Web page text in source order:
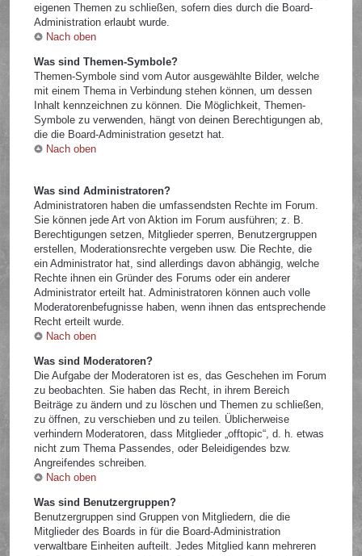
eigenen Themen zu schließen, sofern dies durch die Board-
Administration erlaubt wurde.
Nach oben
Was sind Themen-Symbole?
Themen-Symbole sind vom Autor ausgewählte Bilder, welche
mit einem Thema in Verbindung stehen können, um dessen
Inhalt kennzeichnen zu können. Die Möglichkeit, Themen-
Symbole zu verwenden, hängt von deinen Berechtigungen ab,
die die Board-Administration gesetzt hat.
Nach oben
Was sind Administratoren?
Administratoren haben die umfassendsten Rechte im Forum.
Sie können jede Art von Aktion im Forum ausführen; z. B.
Berechtigungen setzen, Mitglieder sperren, Benutzergruppen
erstellen, Moderationsrechte vergeben usw. Die Rechte, die
ein Administrator hat, sind allerdings davon abhängig, welche
Rechte ihnen ein Gründer des Forums oder ein anderer
Administrator erteilt hat. Administratoren können auch volle
Moderatorenbefugnisse haben, wenn ihnen das entsprechende
Recht erteilt wurde.
Nach oben
Was sind Moderatoren?
Die Aufgabe der Moderatoren ist es, das Geschehen im Forum
zu beobachten. Sie haben das Recht, in ihrem Bereich
Beiträge zu ändern und zu löschen und Themen zu schließen,
zu öffnen, zu verschieben und zu teilen. Üblicherweise
verhindern Moderatoren, dass Mitglieder „offtopic“, d. h. etwas
nicht zum Thema Passendes, oder Beleidigendes bzw.
Angreifendes schreiben.
Nach oben
Was sind Benutzergruppen?
Benutzergruppen sind Gruppen von Mitgliedern, die die
Mitglieder des Boards in für die Board-Administration
verwaltbare Einheiten aufteilt. Jedes Mitglied kann mehreren